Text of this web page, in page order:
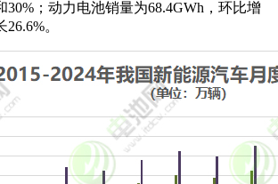
30%；动力电池销量为68.4GWh，环比增
。